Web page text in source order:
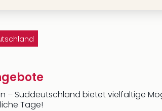
Süddeutschland bietet vielfältige
Tage!